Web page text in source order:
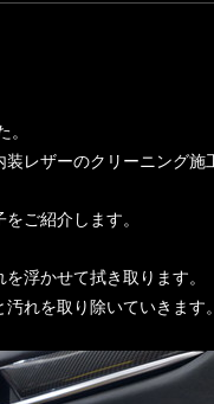
。
レザーのクリーニング施
ご紹介します。
浮かせて拭き取ります。
れを取り除いていきます。